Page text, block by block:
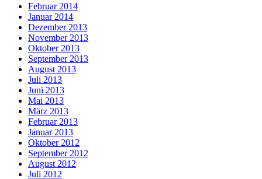
Februar 2014
Januar 2014
Dezember 2013
November 2013
Oktober 2013
September 2013
August 2013
Juli 2013
Juni 2013
Mai 2013
März 2013
Februar 2013
Januar 2013
Oktober 2012
September 2012
August 2012
Juli 2012